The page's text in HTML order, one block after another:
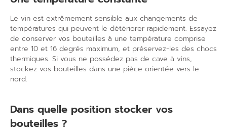
Le vin est extrêmement sensible aux changements de
températures qui peuvent le détériorer rapidement. Essayez
de conserver vos bouteilles à une température comprise
entre 10 et 16 degrés maximum, et préservez-les des chocs
thermiques. Si vous ne possédez pas de cave à vins,
stockez vos bouteilles dans une pièce orientée vers le
nord.
Dans quelle position stocker vos
bouteilles ?